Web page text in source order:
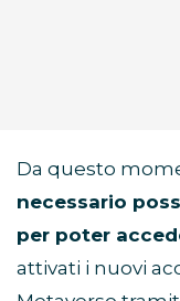
Da questo
necessario
per poter
attivati i nuovi